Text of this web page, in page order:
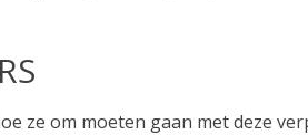
ze om moeten gaan met deze